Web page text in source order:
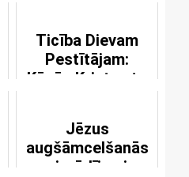
Ticība Dievam
Pestītājam:
Kāpēc Kristus to
Jēzus
augšāmcelšanās
pierādījumi